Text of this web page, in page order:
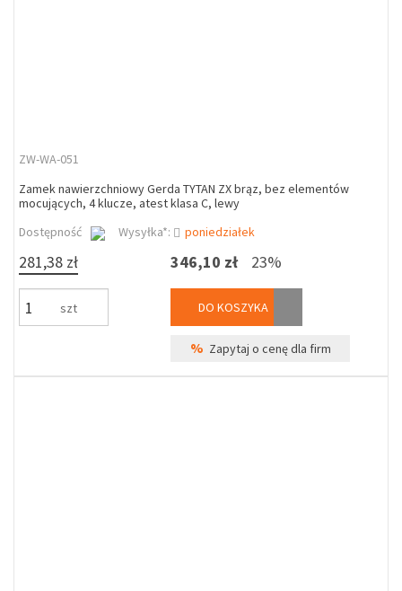
ZW-WA-051
Zamek nawierzchniowy Gerda TYTAN ZX brąz, bez elementów
mocujących, 4 klucze, atest klasa C, lewy
Dostępność
Wysyłka*: poniedziałek
281,38 zł
szt
346,10 zł 23%
DO KOSZYKA
% Zapytaj o cenę dla firm